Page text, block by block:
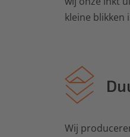
kleine blikken
Wij